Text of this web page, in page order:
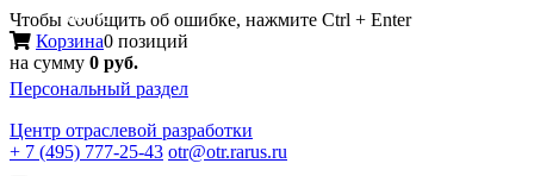
Чтобы сообщить об ошибке, нажмите Ctrl + Enter
Корзина0 позиций
на сумму 0 руб.
Персональный раздел
Центр отраслевой разработки
+ 7 (495) 777-25-43 otr@otr.rarus.ru
Меню